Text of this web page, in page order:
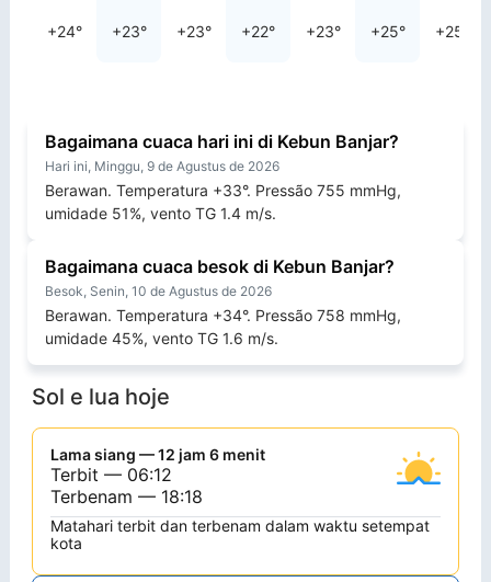
+24° +23° +23° +22° +23° +25° +25°
Bagaimana cuaca hari ini di Kebun Banjar?
Hari ini, Minggu, 9 de Agustus de 2026
Berawan. Temperatura +33°. Pressão 755 mmHg,
umidade 51%, vento TG 1.4 m/s.
Bagaimana cuaca besok di Kebun Banjar?
Besok, Senin, 10 de Agustus de 2026
Berawan. Temperatura +34°. Pressão 758 mmHg,
umidade 45%, vento TG 1.6 m/s.
Sol e lua hoje
Lama siang — 12 jam 6 menit
Terbit — 06:12
Terbenam — 18:18
Matahari terbit dan terbenam dalam waktu setempat
kota